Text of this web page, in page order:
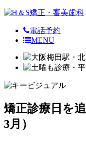
電話予約
MENU
矯正診療日を
3月）